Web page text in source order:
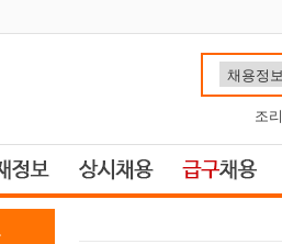
조